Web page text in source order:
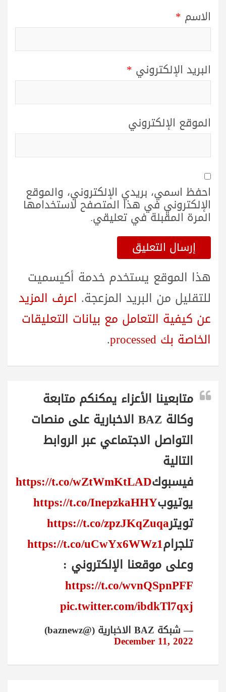
الاسم *
البريد الإلكتروني *
الموقع الإلكتروني
احفظ اسمي، بريدي الإلكتروني، والموقع
الإلكتروني في هذا المتصفح لاستخدامها
المرة المقبلة في تعليقي.
هذا الموقع يستخدم خدمة أكيسميت
للتقليل من البريد المزعجة. اعرف المزيد
عن كيفية التعامل مع بيانات التعليقات
الخاصة بك processed
.
متابعينا الأعزاء يمكنكم متابعة
وكالة BAZ الاخبارية على منصات
التواصل الاجتماعي عبر الروابط
التالية
فيسبوكhttps://t.co/wZtWmKtLAD
يوتيوبhttps://t.co/InepzkaHHY
تويترhttps://t.co/zpzJKqZuqa
تلجرامhttps://t.co/uCwYx6WWz1
وعلى موقعنا الإلكتروني :
https://t.co/wvnQSpnPFF
pic.twitter.com/ibdkTl7qxj
— شبكة BAZ الاخبارية (@baznewz)
December 11, 2022